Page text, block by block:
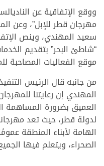
ووقع الإتفاقية عن
مهرجان قطر للإبل”، وعن
سعيد المهندي، وينص
“شاطئ البحر” بتقديم
موقع الفعاليات المصاحبة
من جانبه قال الرئيس
المهندي إن رعايتنا
العميق بضرورة المساهمة
لدولة قطر، حيث تعد
الهامة لأبناء المنطقة
الصحراء، ويتعلم فيها